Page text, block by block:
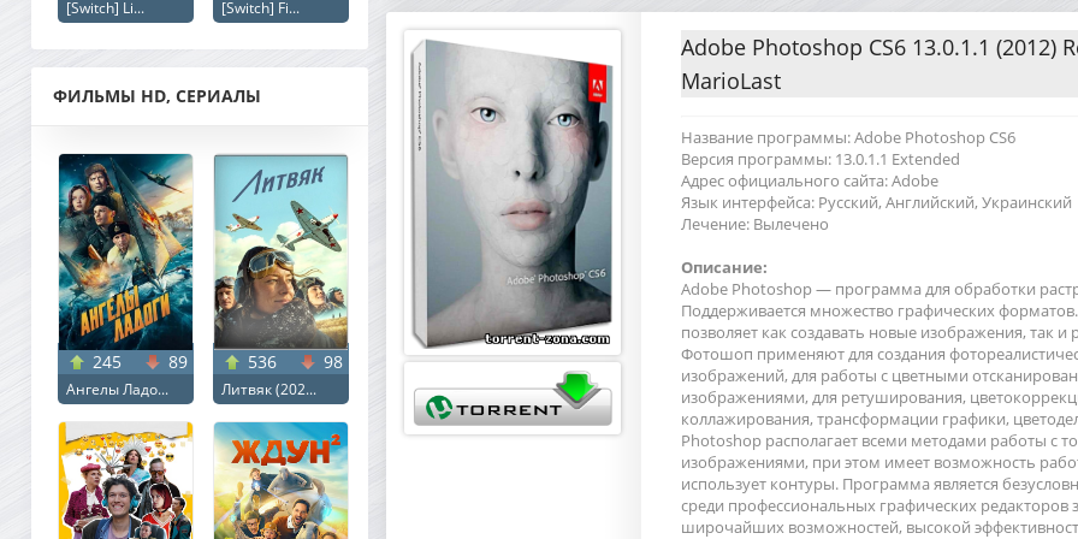
[Switch] Li... [Switch] Fi...
ФИЛЬМЫ HD, СЕРИАЛЫ
245 89
Ангелы Ладо...
536 98
Литвяк (202...
Adobe Photoshop CS6 13.0.1.1 (2012)
MarioLast
Название программы: Adobe Photoshop CS6
Версия программы: 13.0.1.1 Extended
Адрес официального сайта: Adobe
Язык интерфейса: Русский, Английский, Украинский
Лечение: Вылечено
Описание:
Adobe Photoshop — программа для обработки
Поддерживается множество графических
позволяет как создавать новые изображения, так и
Фотошоп применяют для создания
изображений, для работы с цветными
изображениями, для ретуширования,
коллажирования, трансформации графики,
Photoshop располагает всеми методами работы с
изображениями, при этом имеет возможность
использует контуры. Программа является
среди профессиональных графических редакторов
широчайших возможностей, высокой